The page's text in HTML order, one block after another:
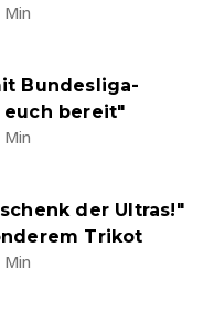
Min
Bundesliga-
euch bereit"
Min
der Ultras!"
Trikot
Min